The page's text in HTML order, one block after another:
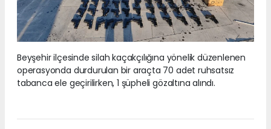
Beyşehir ilçesinde silah kaçakçılığına yönelik düzenlenen
operasyonda durdurulan bir araçta 70 adet ruhsatsız
tabanca ele geçirilirken, 1 şüpheli gözaltına alındı.